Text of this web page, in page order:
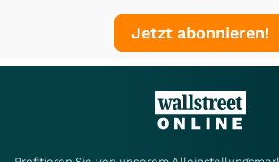
Jetzt abonnieren!